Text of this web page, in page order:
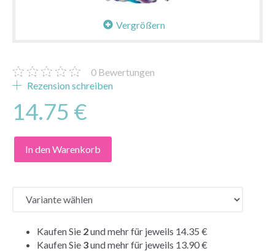
Vergrößern
0 Bewertungen
Rezension schreiben
14.75 €
In den Warenkorb
Kaufen Sie 2und mehr für jeweils 14.35 €
Kaufen Sie 3und mehr für jeweils 13.90 €